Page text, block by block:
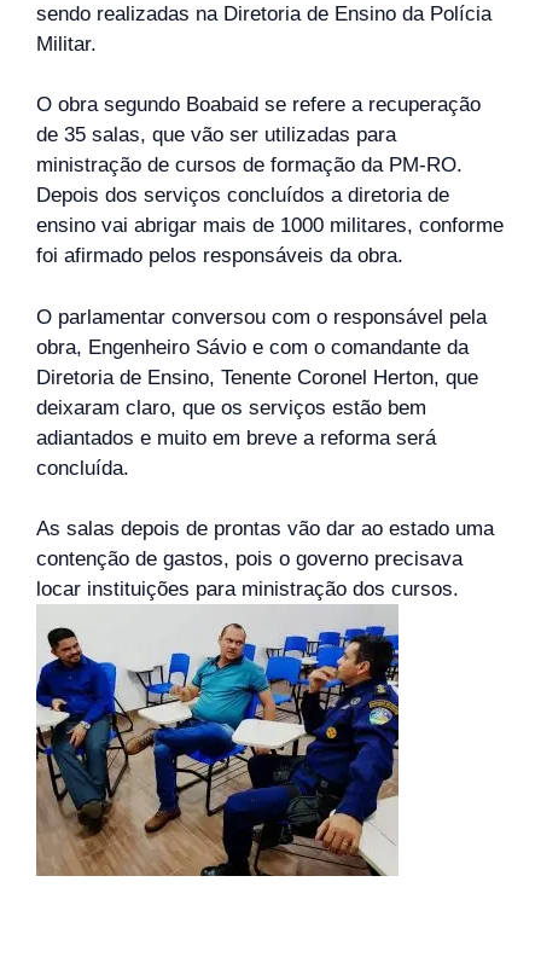
sendo realizadas na Diretoria de Ensino da Polícia
Militar.
O obra segundo Boabaid se refere a recuperação
de 35 salas, que vão ser utilizadas para
ministração de cursos de formação da PM-RO.
Depois dos serviços concluídos a diretoria de
ensino vai abrigar mais de 1000 militares, conforme
foi afirmado pelos responsáveis da obra.
O parlamentar conversou com o responsável pela
obra, Engenheiro Sávio e com o comandante da
Diretoria de Ensino, Tenente Coronel Herton, que
deixaram claro, que os serviços estão bem
adiantados e muito em breve a reforma será
concluída.
As salas depois de prontas vão dar ao estado uma
contenção de gastos, pois o governo precisava
locar instituições para ministração dos cursos.